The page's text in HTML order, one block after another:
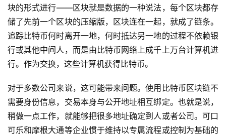
块的形式进行——区块就是数据的一种说法，每个区块都存
储了先前一个区块的压缩版，区块连在一起，就成了链条。
追踪比特币何时离开一地，何时抵达另一地的过程不依赖银
行或其他中间人，而是由比特币网络上成千上万台计算机进
行。作为交换，这些计算机获得比特币。
对于多数公司来说，这可能带来问题。使用比特币区块链不
需要身份信息，交易本身与公开地址相互绑定。也就是说，
稍做一点工作，就能够把很多地址确定到人或者公司。可口
可乐和摩根大通等企业惯于维持以专属流程或控制为基础的